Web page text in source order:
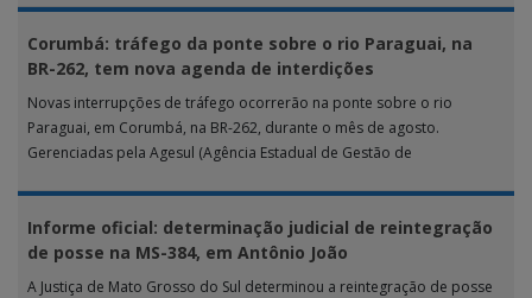
Corumbá: tráfego da ponte sobre o rio Paraguai, na
BR-262, tem nova agenda de interdições
Novas interrupções de tráfego ocorrerão na ponte sobre o rio
Paraguai, em Corumbá, na BR-262, durante o mês de agosto.
Gerenciadas pela Agesul (Agência Estadual de Gestão de
Informe oficial: determinação judicial de reintegração
de posse na MS-384, em Antônio João
A Justiça de Mato Grosso do Sul determinou a reintegração de posse